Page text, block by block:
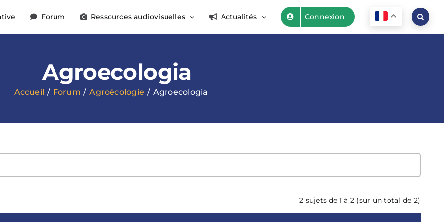
Forum Ressources audiovisuelles Actualités Connexion
Agroecologia
Accueil Forum Agroécologie Agroecologia
2 sujets de 1 à 2 (sur un total de 2)